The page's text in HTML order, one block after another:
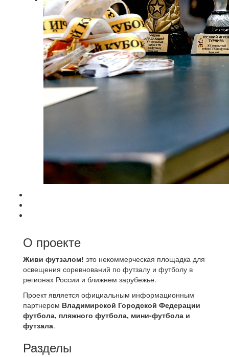
О проекте
Живи футзалом! это некоммерческая площадка для
освещения соревнований по футзалу и футболу в
регионах России и ближнем зарубежье.
Проект является официальным информационным
партнером Владимирской Городской Федерации
футбола, пляжного футбола, мини-футбола и
футзала.
Разделы